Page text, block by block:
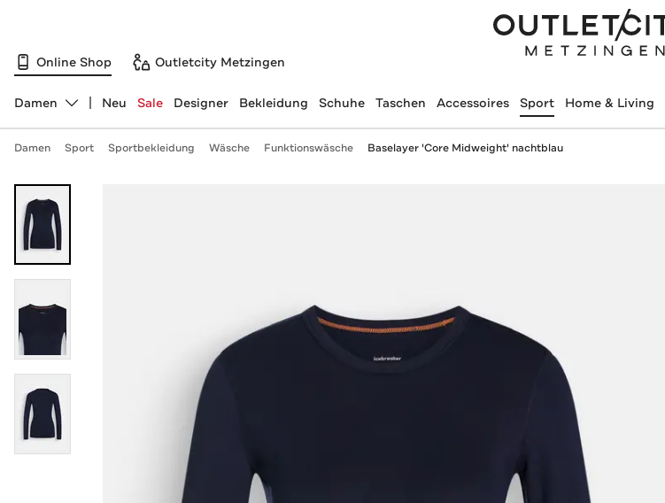
Online Shop Outletcity Metzingen
Abteilung ändern, ausgewählt:
Damen Neu Sale Designer Bekleidung Schuhe Taschen Accessoires Sport Home & Living
Damen Sport Sportbekleidung Wäsche Funktionswäsche Baselayer 'Core Midweight' nachtblau